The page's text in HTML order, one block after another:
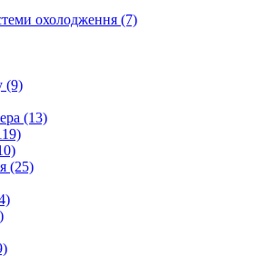
охолодження (7)
(9)
(13)
(25)